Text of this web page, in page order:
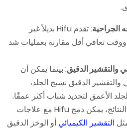
الجراحية
: تقدم Hifu بديلاً غير
تعافي أقل مقارنة بعمليات شد
والتقشير الدقيق: بينما يمكن أن
والتقشير الدقيق نسيج الجلد،
: لتعزيز النتائج، يمكن دمج Hifu مع علاجات
التقشير الكيميائي أو الوخز الدقيق